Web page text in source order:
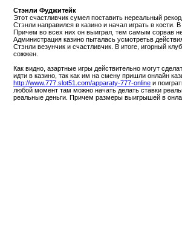
Стэнли Фуджитейк
Этот счастливчик сумел поставить нереальный
Стэнли направился в казино и начал играть в кости.
Причем во всех них он выиграл, тем самым сорвав
Администрация казино пыталась усмотретьв
Стэнли везунчик и счастливчик. В итоге, игорный
сожжен.
Как видно, азартные игры действительно могут
идти в казино, так как им на смену пришли онлайн
http://www.777.slot51.com/apparaty-777-online и
любой момент там можно начать делать ставки
реальные деньги. Причем размеры выигрышей в